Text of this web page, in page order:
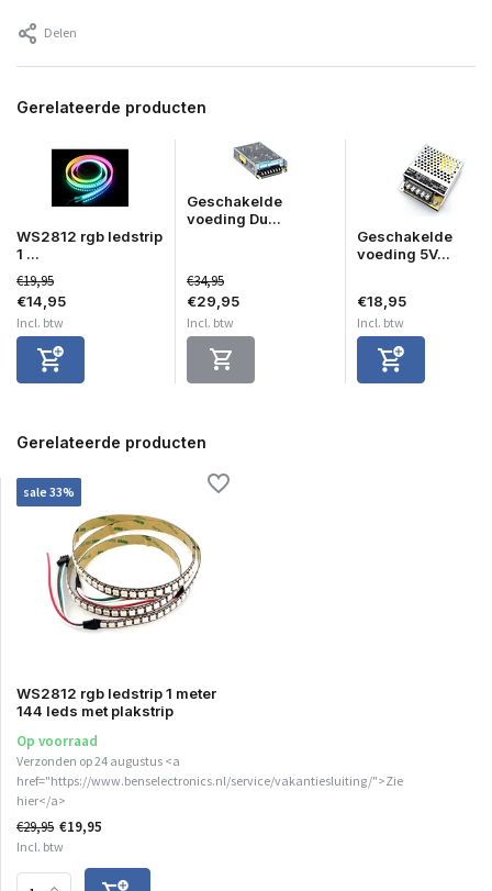
Delen
Gerelateerde producten
WS2812 rgb ledstrip
1 ...
€19,95
€14,95
Incl. btw
Geschakelde
voeding Du...
€34,95
€29,95
Incl. btw
Geschakelde
voeding 5V...
€18,95
Incl. btw
Gerelateerde producten
sale 33%
WS2812 rgb ledstrip 1 meter
144 leds met plakstrip
Op voorraad
Verzonden op 24 augustus <a
href="https://www.benselectronics.nl/service/vakantiesluiting/">Zie
hier</a>
€29,95 €19,95
Incl. btw